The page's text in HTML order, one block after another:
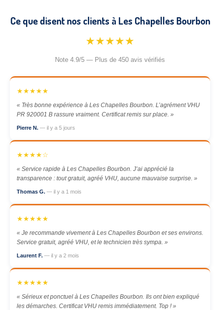
Ce que disent nos clients à Les Chapelles Bourbon
★★★★★
Note 4.9/5 — Plus de 450 avis vérifiés
★★★★★
« Très bonne expérience à Les Chapelles Bourbon. L’agrément VHU
PR 920001 B rassure vraiment. Certificat remis sur place. »
Pierre N. — il y a 5 jours
★★★★☆
« Service rapide à Les Chapelles Bourbon. J’ai apprécié la
transparence : tout gratuit, agréé VHU, aucune mauvaise surprise. »
Thomas G. — il y a 1 mois
★★★★★
« Je recommande vivement à Les Chapelles Bourbon et ses environs.
Service gratuit, agréé VHU, et le technicien très sympa. »
Laurent F. — il y a 2 mois
★★★★★
« Sérieux et ponctuel à Les Chapelles Bourbon. Ils ont bien expliqué
les démarches. Certificat VHU remis immédiatement. Top ! »